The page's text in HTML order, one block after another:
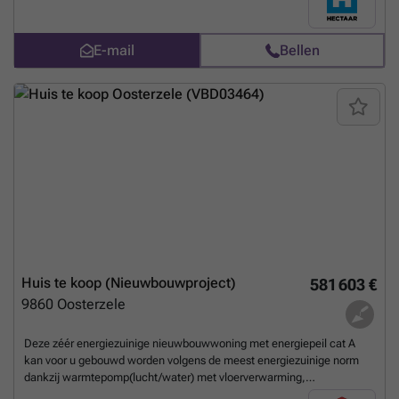
onze betrouwbare partnerleveranciers kies je zelf de materialen en
afwerking volgens smaak en budget.Indeling van de
woningen:Gelijkvloers: inkomhal met gastentoilet, lichtrijke leefruimte
met open keuken en een inpandige garage. Verdieping: nachthal met
apart toilet, 3 ruime slaapkamers en badkamer met ligbad, douche en
dubbel lavabomeubel.Zolder: toegankelijk via het zolderluik - ideaal
als extra opbergruimte. Troeven van deze woningen: Energiezuinig en
E-mail Bellen
581 603 €
Huis te koop (Nieuwbouwproject)
9860 Oosterzele
Deze zéér energiezuinige nieuwbouwwoning met energiepeil cat A
kan voor u gebouwd worden volgens de meest energiezuinige norm
dankzij warmtepomp(lucht/water) met vloerverwarming,
ventilatiesysteem met dubbele luchtstroom en warmterecuperatie